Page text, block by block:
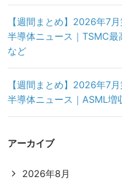
【週間まとめ】2026年7
半導体ニュース｜TSMC
など
【週間まとめ】2026年7
半導体ニュース｜ASML
アーカイブ
2026年8月